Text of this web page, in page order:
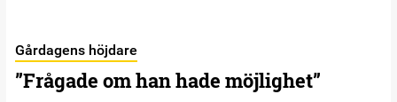
Gårdagens höjdare
”Frågade om han hade möjlighet”